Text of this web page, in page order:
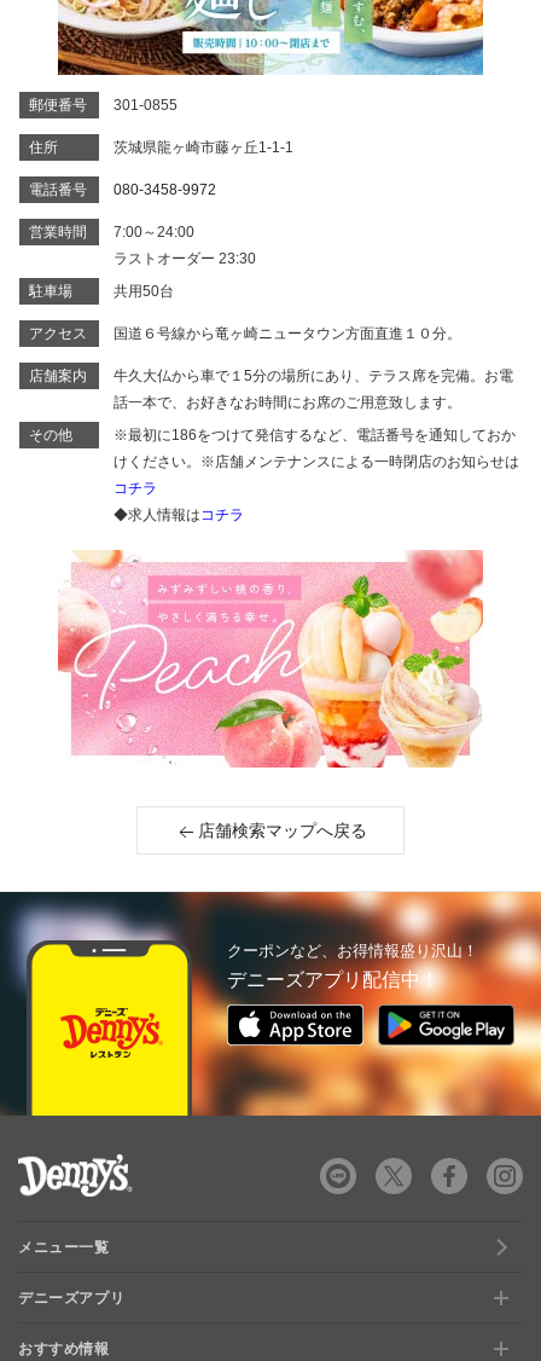
郵便番号 301-0855
住所 茨城県龍ヶ崎市藤ヶ丘1-1-1
電話番号 080-3458-9972
営業時間
7:00～24:00
ラストオーダー 23:30
駐車場
共用50台
アクセス 国道６号線から竜ヶ崎ニュータウン方面直進１０分。
店舗案内
牛久大仏から車で１5分の場所にあり、テラス席を完備。お電
話一本で、お好きなお時間にお席のご用意致します。
その他
※最初に186をつけて発信するなど、電話番号を通知しておか
けください。※店舗メンテナンスによる一時閉店のお知らせは
コチラ
◆求人情報はコチラ
店舗検索マップへ戻る
クーポンなど、お得情報盛り沢山！
デニーズアプリ配信中！
メニュー一覧
デニーズアプリ
新規登録、移行方法について
おすすめ情報